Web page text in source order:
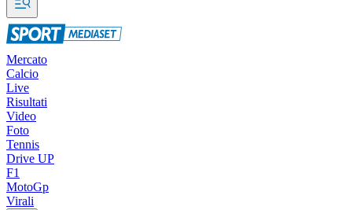
Mercato
Calcio
Live
Risultati
Video
Foto
Tennis
Drive UP
F1
MotoGp
Virali